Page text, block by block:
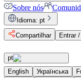
Sobre nós
Idioma: pt
Compartilhar
Entrar
pt
English
Українська